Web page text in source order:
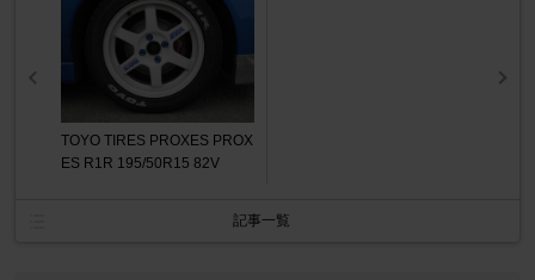
TOYO TIRES PROXES PROX
ES R1R 195/50R15 82V
記事一覧